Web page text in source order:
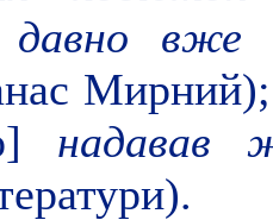
давно вже
надавав